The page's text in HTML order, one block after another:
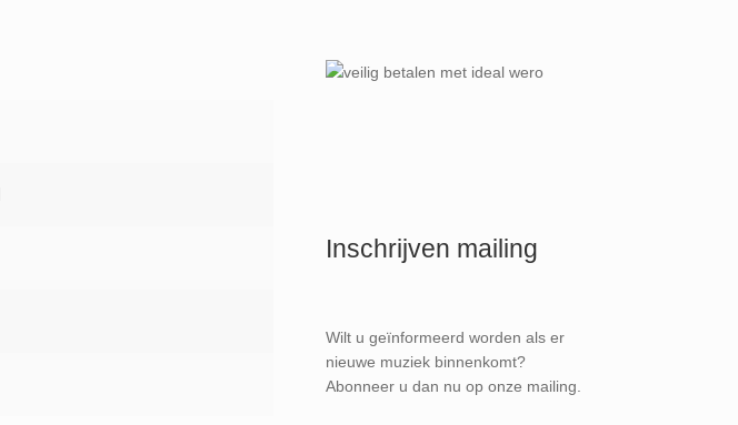
Inschrijven mailing
Wilt u geïnformeerd worden als er
nieuwe muziek binnenkomt?
Abonneer u dan nu op onze mailing.